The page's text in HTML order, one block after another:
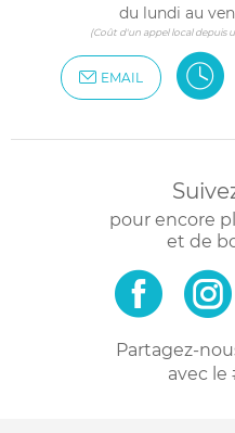
du lundi au
(Coût d'un appel local depuis
EMAIL
pour encore
et de
Partagez-
avec le